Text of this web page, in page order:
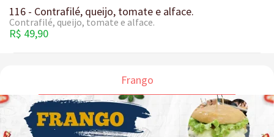
116 - Contrafilé, queijo, tomate e alface.
Contrafilé, queijo, tomate e alface.
R$ 49,90
Frango